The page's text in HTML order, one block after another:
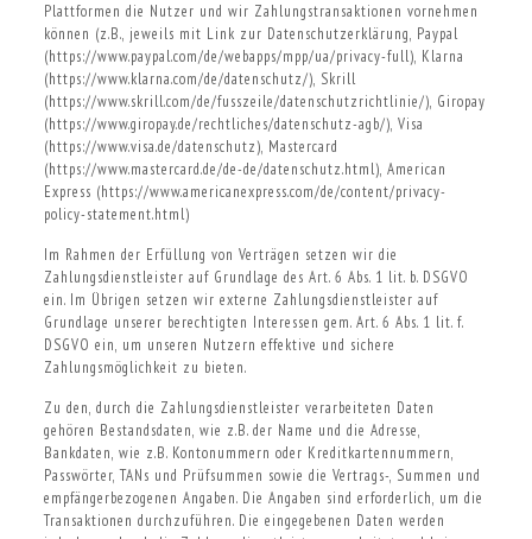
Plattformen die Nutzer und wir Zahlungstransaktionen vornehmen
können (z.B., jeweils mit Link zur Datenschutzerklärung, Paypal
(https://www.paypal.com/de/webapps/mpp/ua/privacy-full), Klarna
(https://www.klarna.com/de/datenschutz/), Skrill
(https://www.skrill.com/de/fusszeile/datenschutzrichtlinie/), Giropay
(https://www.giropay.de/rechtliches/datenschutz-agb/), Visa
(https://www.visa.de/datenschutz), Mastercard
(https://www.mastercard.de/de-de/datenschutz.html), American
Express (https://www.americanexpress.com/de/content/privacy-
policy-statement.html)
Im Rahmen der Erfüllung von Verträgen setzen wir die
Zahlungsdienstleister auf Grundlage des Art. 6 Abs. 1 lit. b. DSGVO
ein. Im Übrigen setzen wir externe Zahlungsdienstleister auf
Grundlage unserer berechtigten Interessen gem. Art. 6 Abs. 1 lit. f.
DSGVO ein, um unseren Nutzern effektive und sichere
Zahlungsmöglichkeit zu bieten.
Zu den, durch die Zahlungsdienstleister verarbeiteten Daten
gehören Bestandsdaten, wie z.B. der Name und die Adresse,
Bankdaten, wie z.B. Kontonummern oder Kreditkartennummern,
Passwörter, TANs und Prüfsummen sowie die Vertrags-, Summen und
empfängerbezogenen Angaben. Die Angaben sind erforderlich, um die
Transaktionen durchzuführen. Die eingegebenen Daten werden